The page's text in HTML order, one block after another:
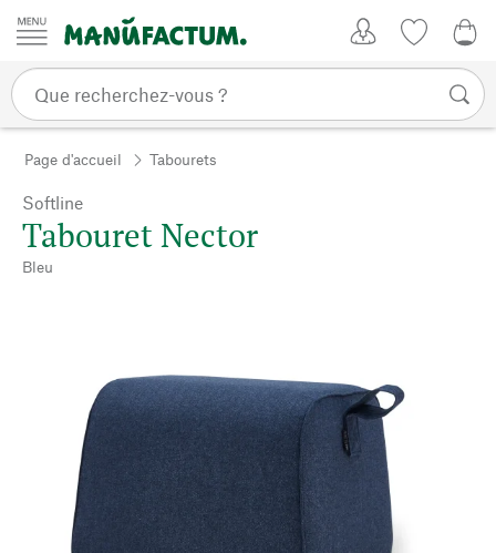
Passer au contenu
Page d'accueil Tabourets
Softline
Tabouret Nector
Bleu